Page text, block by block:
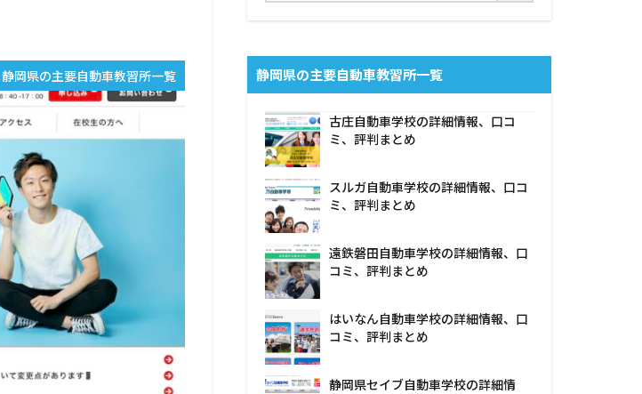
静岡県の主要自動車教習所一覧 静岡県の主要自動車教習所一覧
古庄自動車学校の詳細情報、口コ
ミ、評判まとめ
スルガ自動車学校の詳細情報、口コ
ミ、評判まとめ
遠鉄磐田自動車学校の詳細情報、口
コミ、評判まとめ
はいなん自動車学校の詳細情報、口
コミ、評判まとめ
静岡県セイブ自動車学校の詳細情